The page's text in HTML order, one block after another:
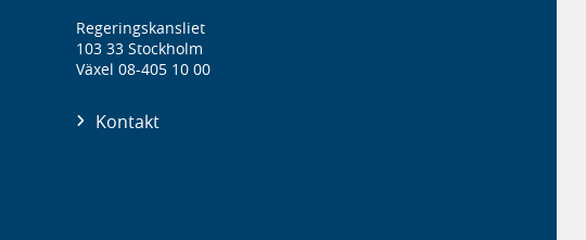
Regeringskansliet
103 33 Stockholm
Växel 08-405 10 00
Kontakt